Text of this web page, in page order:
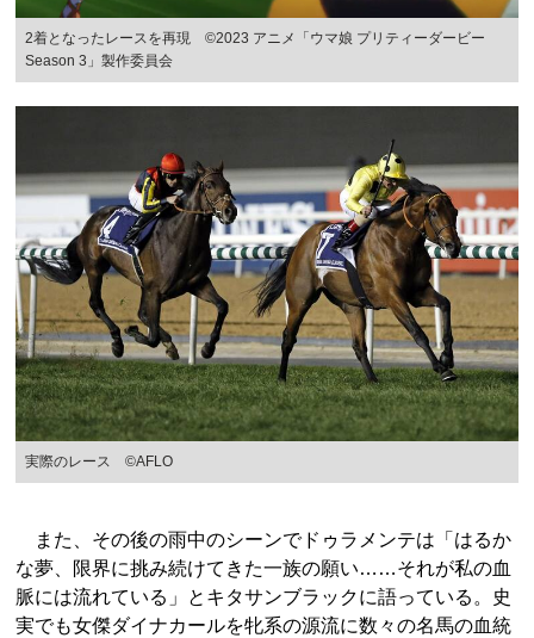
2着となったレースを再現 ©2023 アニメ「ウマ娘 プリティーダービー
Season 3」製作委員会
実際のレース ©AFLO
また、その後の雨中のシーンでドゥラメンテは「はるか
な夢、限界に挑み続けてきた一族の願い……それが私の血
脈には流れている」とキタサンブラックに語っている。史
実でも女傑ダイナカールを牝系の源流に数々の名馬の血統